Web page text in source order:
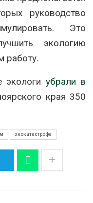
руководство
Это
экологию
работу.
убрали в
края 350
экокатастрофа